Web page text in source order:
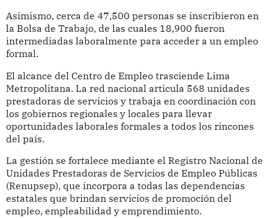
Asimismo, cerca de 47,500 personas se inscribieron en
la Bolsa de Trabajo, de las cuales 18,900 fueron
intermediadas laboralmente para acceder a un empleo
formal.
El alcance del Centro de Empleo trasciende Lima
Metropolitana. La red nacional articula 568 unidades
prestadoras de servicios y trabaja en coordinación con
los gobiernos regionales y locales para llevar
oportunidades laborales formales a todos los rincones
del país.
La gestión se fortalece mediante el Registro Nacional de
Unidades Prestadoras de Servicios de Empleo Públicas
(Renupsep), que incorpora a todas las dependencias
estatales que brindan servicios de promoción del
empleo, empleabilidad y emprendimiento.